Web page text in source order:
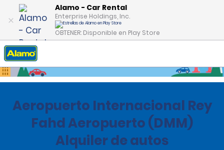
Alamo - Car Rental
Enterprise Holdings, Inc.
OBTENER: Disponible en Play Store
Inicio Oficinas
Aeropuerto Internacional Rey
Fahd Aeropuerto (DMM)
Alquiler de autos